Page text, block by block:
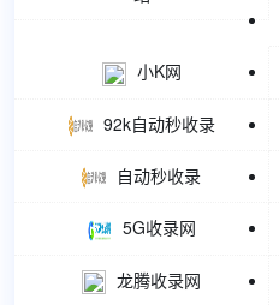
小K网
92k自动秒收录
自动秒收录
5G收录网
龙腾收录网